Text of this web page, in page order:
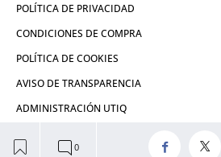
POLÍTICA DE PRIVACIDAD
CONDICIONES DE COMPRA
POLÍTICA DE COOKIES
AVISO DE TRANSPARENCIA
ADMINISTRACIÓN UTIQ